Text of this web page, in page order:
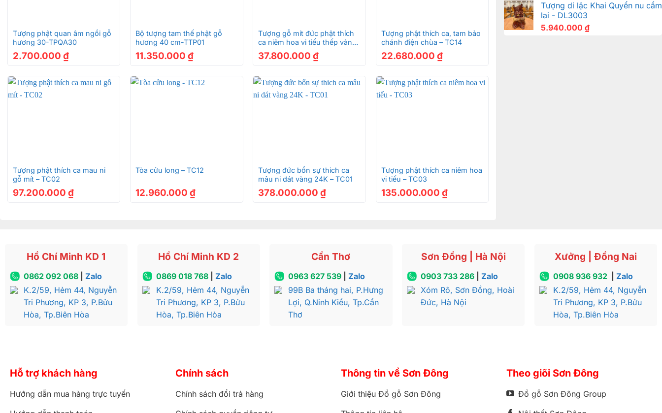
Tượng di lặc Khai Quyển nu cẩm
lai - DL3003
5.940.000 ₫
Tượng phật quan âm ngồi gỗ
hương 30-TPQA30
2.700.000 ₫
Bộ tượng tam thế phật gỗ
hương 40 cm-TTP01
11.350.000₫
Tượng gỗ mít đức phật thích
ca niêm hoa vi tiếu thếp vàng
-TC04
37.800.000₫
Tượng phật thích ca, tam bảo
chánh điện chùa – TC14
22.680.000 ₫
Tượng phật thích ca mau ni
gỗ mít – TC02
97.200.000 ₫
Tòa cửu long – TC12
12.960.000₫
Tượng đức bổn sự thich ca
mâu ni dát vàng 24K – TC01
378.000.000₫
Tượng phật thích ca niêm hoa
vi tiếu – TC03
135.000.000 ₫
Hồ Chí Minh KD 1
0862 092 068| Zalo
K.2/59, Hẻm 44, Nguyễn
Tri Phương, KP 3, P.Bửu
Hòa, Tp.Biên Hòa
Hồ Chí Minh KD 2
0869 018 768| Zalo
K.2/59, Hẻm 44, Nguyễn
Tri Phương, KP 3, P.Bửu
Hòa, Tp.Biên Hòa
Cần Thơ
0963 627 539 |Zalo
99B Ba tháng hai, P.Hưng
Lợi, Q.Ninh Kiều, Tp.Cần
Thơ
Sơn Đồng | Hà Nội
0903 733 286 |Zalo
Xóm Rô, Sơn Đồng, Hoài
Đức, Hà Nội
Xưởng | Đồng Nai
0908 936 932
Zalo
K.2/59, Hẻm 44, Nguyễn
Tri Phương, KP 3, P.Bửu
Hòa, Tp.Biên Hòa
Hỗ trợ khách hàng
Hướng dẫn mua hàng trực tuyến
Chính sách
Chính sách đổi trả hàng
Thông tin về Sơn Đông
Giới thiệu Đồ gỗ Sơn Đông
Theo giõi Sơn Đông
Đồ gỗ Sơn Đông Group